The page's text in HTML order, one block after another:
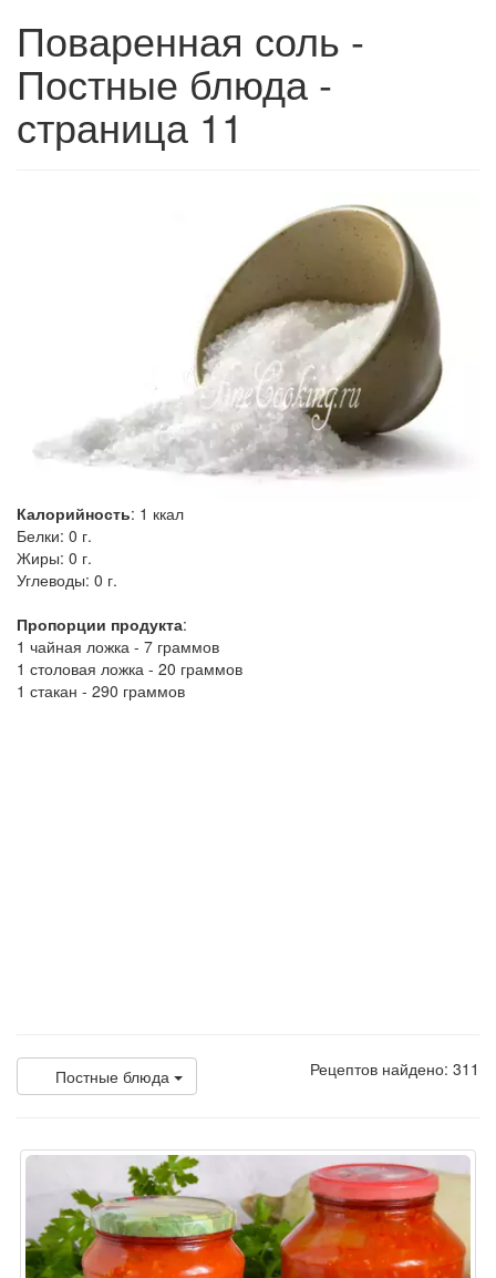
Поваренная соль -
Постные блюда -
страница 11
Калорийность: 1 ккал
Белки: 0 г.
Жиры: 0 г.
Углеводы: 0 г.
Пропорции продукта:
1 чайная ложка - 7 граммов
1 столовая ложка - 20 граммов
1 стакан - 290 граммов
Постные блюда Рецептов найдено: 311